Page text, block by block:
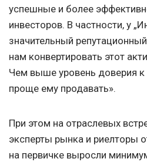
успешные и более
инвесторов. В частности, у
значительный
нам конвертировать этот
Чем выше уровень доверия к
проще ему продавать».
При этом на отраслевых
эксперты рынка и риелторы
на первичке выросли